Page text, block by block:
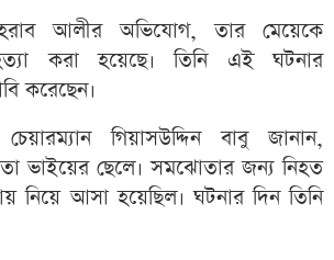
আলীর অভিযোগ, তার মেয়েকে
করা হয়েছে। তিনি এই ঘটনার
করেছেন।
গিয়াসউদ্দিন বাবু জানান,
ভাইয়ের ছেলে। সমঝোতার জন্য নিহত
নিয়ে আসা হয়েছিল। ঘটনার দিন তিনি